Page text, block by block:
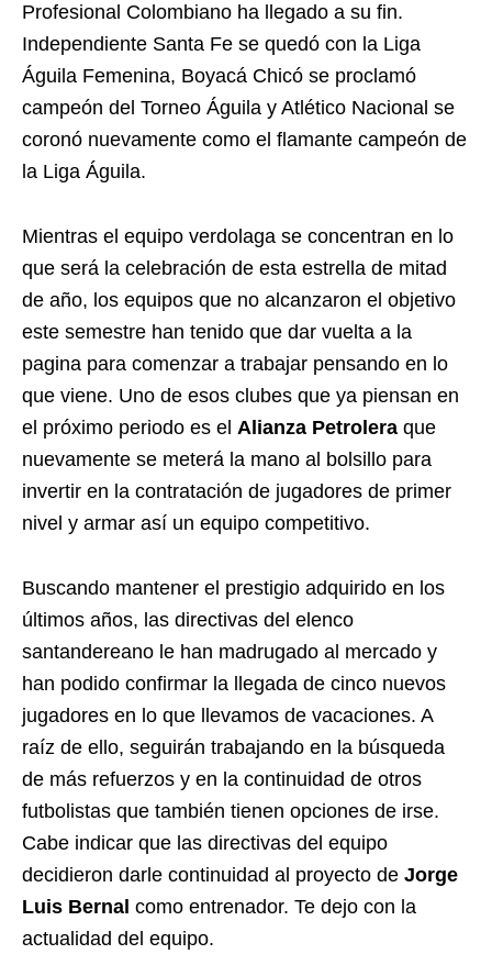
Profesional Colombiano ha llegado a su fin.
Independiente Santa Fe se quedó con la Liga
Águila Femenina, Boyacá Chicó se proclamó
campeón del Torneo Águila y Atlético Nacional se
coronó nuevamente como el flamante campeón de
la Liga Águila.
Mientras el equipo verdolaga se concentran en lo
que será la celebración de esta estrella de mitad
de año, los equipos que no alcanzaron el objetivo
este semestre han tenido que dar vuelta a la
pagina para comenzar a trabajar pensando en lo
que viene. Uno de esos clubes que ya piensan en
el próximo periodo es el Alianza Petrolera que
nuevamente se meterá la mano al bolsillo para
invertir en la contratación de jugadores de primer
nivel y armar así un equipo competitivo.
Buscando mantener el prestigio adquirido en los
últimos años, las directivas del elenco
santandereano le han madrugado al mercado y
han podido confirmar la llegada de cinco nuevos
jugadores en lo que llevamos de vacaciones. A
raíz de ello, seguirán trabajando en la búsqueda
de más refuerzos y en la continuidad de otros
futbolistas que también tienen opciones de irse.
Cabe indicar que las directivas del equipo
decidieron darle continuidad al proyecto de Jorge
Luis Bernal como entrenador. Te dejo con la
actualidad del equipo.